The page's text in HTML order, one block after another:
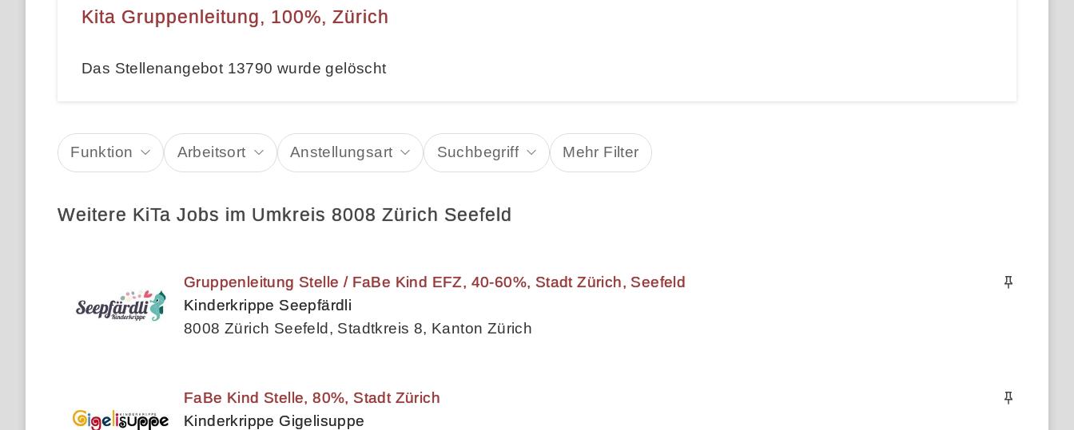
Kita Gruppenleitung, 100%, Zürich
Das Stellenangebot 13790 wurde gelöscht
Funktion Arbeitsort Anstellungsart Suchbegriff Mehr Filter
Weitere KiTa Jobs im Umkreis 8008 Zürich Seefeld
Gruppenleitung Stelle / FaBe Kind EFZ, 40-60%, Stadt Zürich, Seefeld
Kinderkrippe Seepfärdli
8008 Zürich Seefeld, Stadtkreis 8, Kanton Zürich
FaBe Kind Stelle, 80%, Stadt Zürich
Kinderkrippe Gigelisuppe